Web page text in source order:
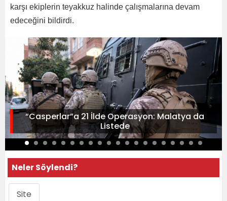
karşı ekiplerin teyakkuz halinde çalışmalarına devam
edeceğini bildirdi.
“Casperlar”a 21 İlde Operasyon: Malatya da
Listede
Neler Söylendi?
Site